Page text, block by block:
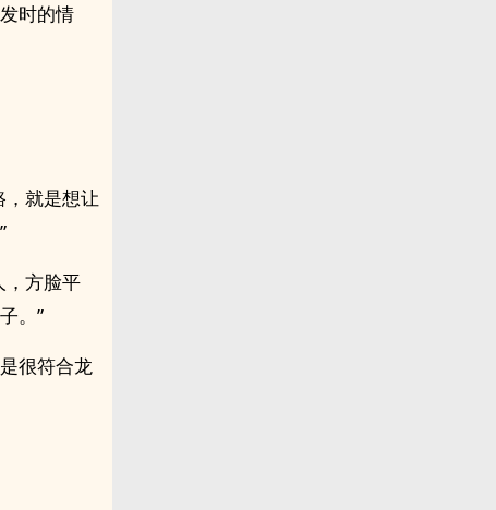
时的情
就是想让
，方脸平
。”
很符合龙